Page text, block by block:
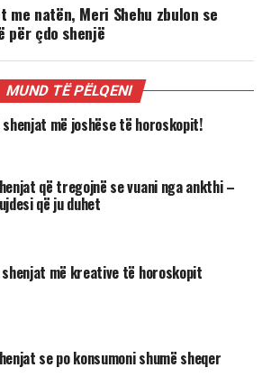
me natën, Meri Shehu zbulon se
për çdo shenjë
MUND TË PËLQENI
më joshëse të horoskopit!
që tregojnë se vuani nga ankthi –
që ju duhet
më kreative të horoskopit
se po konsumoni shumë sheqer